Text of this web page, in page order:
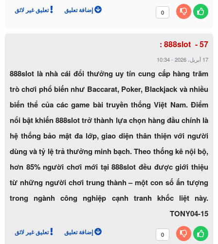
0 إضافة تعليق تعليق غير لائق
888slot :
17 أبريل، 2026 -
10:34
888slot là nhà cái đổi thưởng uy tín cung cấp hàng trăm
trò chơi phổ biến như Baccarat, Poker, Blackjack và nhiều
biến thể của các game bài truyền thống Việt Nam. Điểm
nổi bật khiến 888slot trở thành lựa chọn hàng đầu chính là
hệ thống bảo mật đa lớp, giao diện thân thiện với người
dùng và tỷ lệ trả thưởng minh bạch. Theo thống kê nội bộ,
hơn 85% người chơi mới tại 888slot đều được giới thiệu
từ những người chơi trung thành – một con số ấn tượng
trong ngành công nghiệp cạnh tranh khốc liệt này.
TONY04-15
0 إضافة تعليق تعليق غير لائق